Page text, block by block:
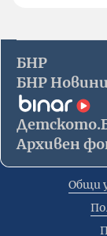
БНР
БНР Новини
Архивен
Общи